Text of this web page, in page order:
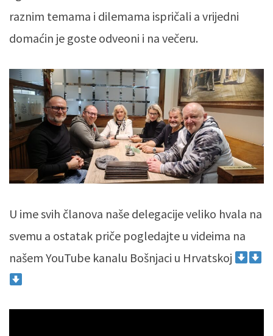
raznim temama i dilemama ispričali a vrijedni
domaćin je goste odveoni i na večeru.
U ime svih članova naše delegacije veliko hvala na
svemu a ostatak priče pogledajte u videima na
našem YouTube kanalu Bošnjaci u Hrvatskoj